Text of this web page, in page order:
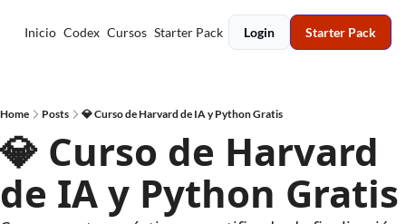
Inicio Codex Cursos Starter Pack Login Starter Pack
Home Posts 💎 Curso de Harvard de IA y Python Gratis
💎 Curso de Harvard
de IA y Python Gratis